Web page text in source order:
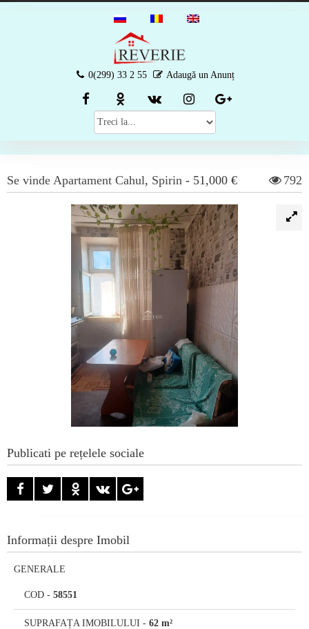
0(299) 33 2 55 Adaugă un Anunț
Se vinde Apartament Cahul, Spirin - 51,000 € 792
Publicati pe rețelele sociale
Informații despre Imobil
GENERALE
COD - 58551
SUPRAFAȚA IMOBILULUI - 62 m²